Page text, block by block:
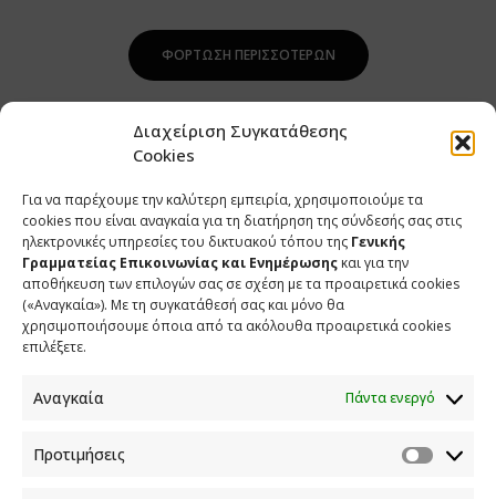
Διαχείριση Συγκατάθεσης
Cookies
Για να παρέχουμε την καλύτερη εμπειρία, χρησιμοποιούμε τα
cookies που είναι αναγκαία για τη διατήρηση της σύνδεσής σας στις
ηλεκτρονικές υπηρεσίες του δικτυακού τόπου της Γενικής
Γραμματείας Επικοινωνίας και Ενημέρωσης και για την
αποθήκευση των επιλογών σας σε σχέση με τα προαιρετικά cookies
(«Αναγκαία»). Με τη συγκατάθεσή σας και μόνο θα
χρησιμοποιήσουμε όποια από τα ακόλουθα προαιρετικά cookies
επιλέξετε.
Αναγκαία Πάντα ενεργό
Προτιμήσεις
ΦΌΡΤΩΣΗ ΠΕΡΙΣΣΌΤΕΡΩΝ
ΕΠΙΚΟΙΝΩΝΙΑ
Φραγκούδη 11 & Αλεξάνδρου Πάντου
info.media@media.gov.gr